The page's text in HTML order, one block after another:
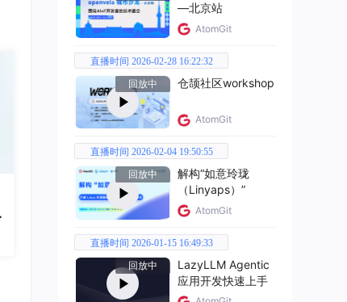
—北京站
AtomGit
直播时间 2026-02-28 16:22:32
回放中
仓颉社区workshop
AtomGit
直播时间 2026-02-04 19:50:55
回放中
解构“如意玲珑
（Linyaps）”
AtomGit
直播时间 2026-01-15 16:49:33
回放中
LazyLLM Agentic
应用开发快速上手